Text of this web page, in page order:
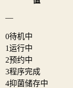
—
0待机中
1运行中
2预约中
3程序完成
4抑菌储存中